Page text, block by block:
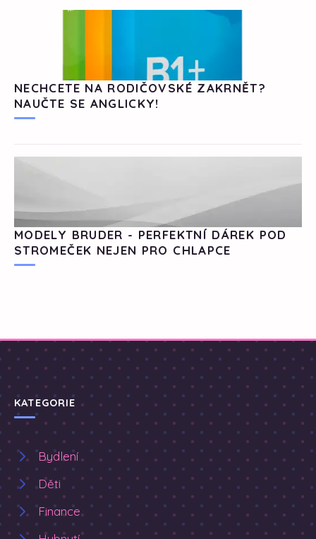
NECHCETE NA RODIČOVSKÉ ZAKRNĚT?
NAUČTE SE ANGLICKY!
MODELY BRUDER - PERFEKTNÍ DÁREK POD
STROMEČEK NEJEN PRO CHLAPCE
KATEGORIE
Bydlení
Děti
Finance